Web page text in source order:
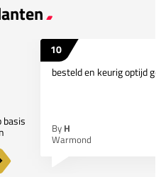
basis
10
besteld en keurig optijd
By H
Warmond